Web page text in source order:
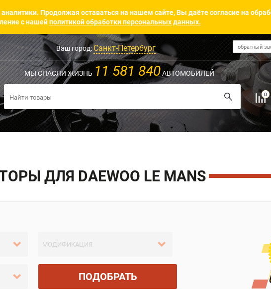
Продолжая оставаться на нашем сайте, Вы даёте согласие на
с нашейполитикой обработки персональных данных.
Ваш город:Санкт-Петербург обратный
МЫ СПАСЛИ ЖИЗНЬ 11 581 840АВТОМОБИЛЕЙ
0
ДЛЯ DAEWOO LE MANS
ПОДОБРАТЬ